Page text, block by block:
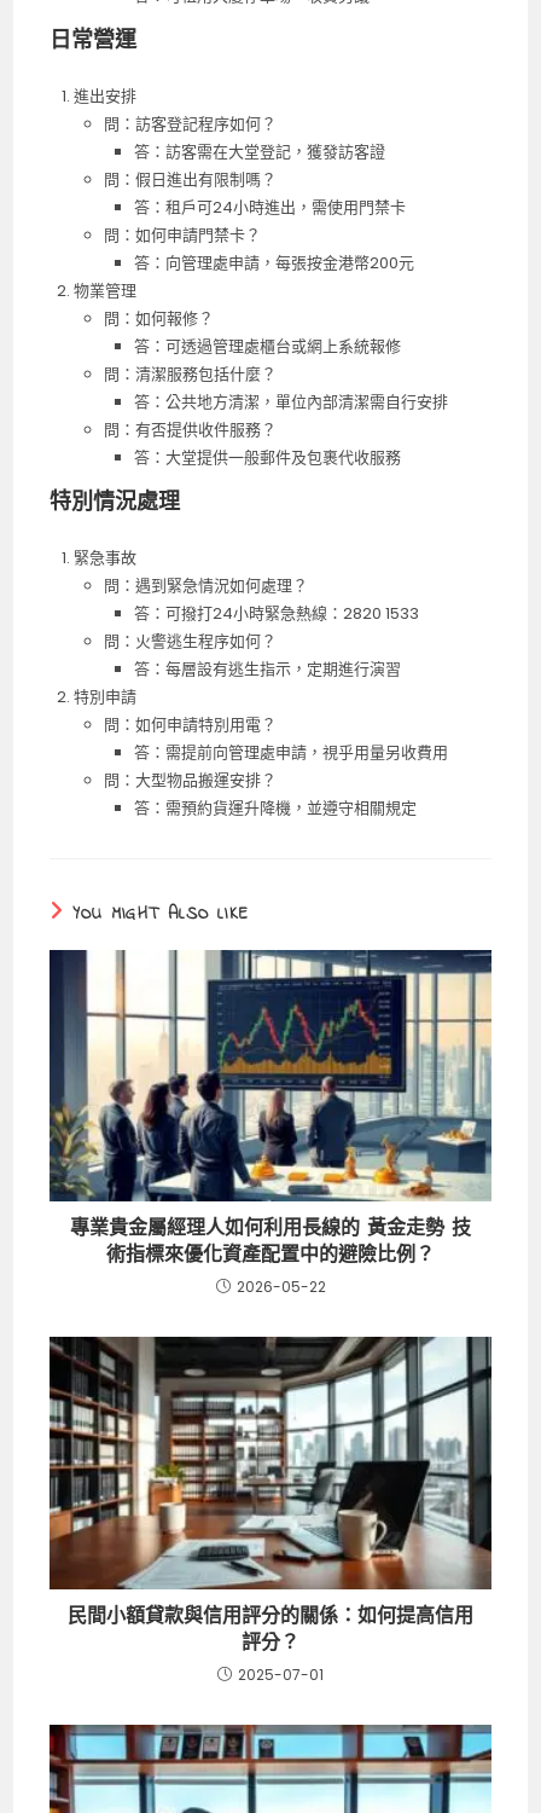
日常營運
進出安排
問：訪客登記程序如何？
答：訪客需在大堂登記，獲發訪客證
問：假日進出有限制嗎？
答：租戶可24小時進出，需使用門禁卡
問：如何申請門禁卡？
答：向管理處申請，每張按金港幣200元
物業管理
問：如何報修？
答：可透過管理處櫃台或網上系統報修
問：清潔服務包括什麼？
答：公共地方清潔，單位內部清潔需自行安排
問：有否提供收件服務？
答：大堂提供一般郵件及包裹代收服務
特別情況處理
緊急事故
問：遇到緊急情況如何處理？
答：可撥打24小時緊急熱線：2820 1533
問：火警逃生程序如何？
答：每層設有逃生指示，定期進行演習
特別申請
問：如何申請特別用電？
答：需提前向管理處申請，視乎用量另收費用
問：大型物品搬運安排？
答：需預約貨運升降機，並遵守相關規定
YOU MIGHT ALSO LIKE
專業貴金屬經理人如何利用長線的 黃金走勢 技
術指標來優化資產配置中的避險比例？
2026-05-22
民間小額貸款與信用評分的關係：如何提高信用
評分？
2025-07-01